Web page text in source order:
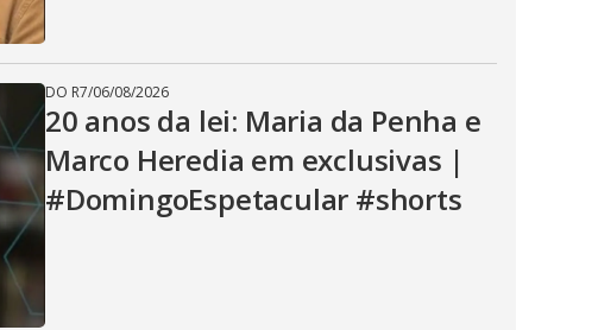
DO R7/06/08/2026
20 anos da lei: Maria da Penha e
Marco Heredia em exclusivas |
#DomingoEspetacular #shorts